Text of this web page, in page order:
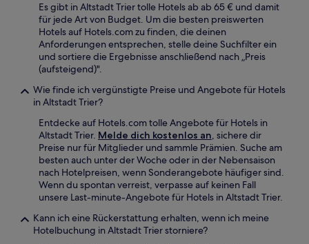
Es gibt in Altstadt Trier tolle Hotels ab ab 65 € und damit
für jede Art von Budget. Um die besten preiswerten
Hotels auf Hotels.com zu finden, die deinen
Anforderungen entsprechen, stelle deine Suchfilter ein
und sortiere die Ergebnisse anschließend nach „Preis
(aufsteigend)".
Wie finde ich vergünstigte Preise und Angebote für Hotels
in Altstadt Trier?
Entdecke auf Hotels.com tolle Angebote für Hotels in
Altstadt Trier. Melde dich kostenlos an, sichere dir
Preise nur für Mitglieder und sammle Prämien. Suche am
besten auch unter der Woche oder in der Nebensaison
nach Hotelpreisen, wenn Sonderangebote häufiger sind.
Wenn du spontan verreist, verpasse auf keinen Fall
unsere Last-minute-Angebote für Hotels in Altstadt Trier.
Kann ich eine Rückerstattung erhalten, wenn ich meine
Hotelbuchung in Altstadt Trier storniere?